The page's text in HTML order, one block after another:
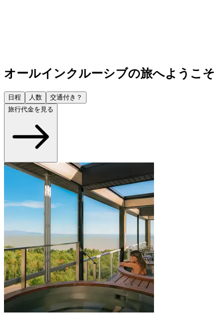
オールインクルーシブの旅へようこそ
日程 人数
交通付き？
旅行代金を見る